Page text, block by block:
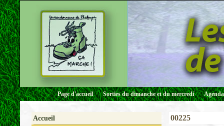
Page d'accueil Sorties du dimanche et du mercredi
Accueil
00225